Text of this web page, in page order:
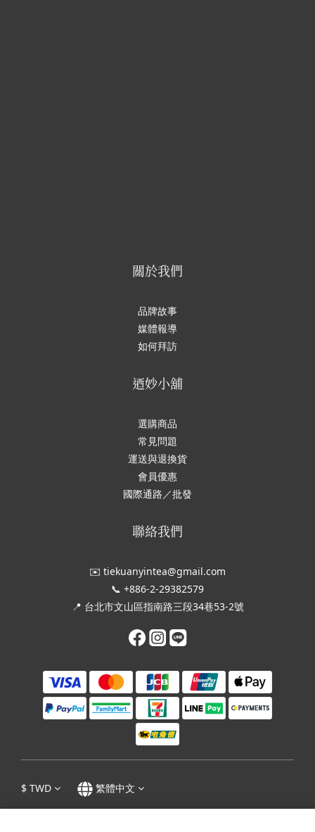
關於我們
品牌故事
媒體報導
如何拜訪
迺妙小舖
選購商品
常見問題
運送與退換貨
會員優惠
國際通路／批發
聯絡我們
✉️ tiekuanyintea@gmail.com
📞 +886-2-29382579
📍 台北市文山區指南路三段34巷53-2號
$ TWD 繁體中文